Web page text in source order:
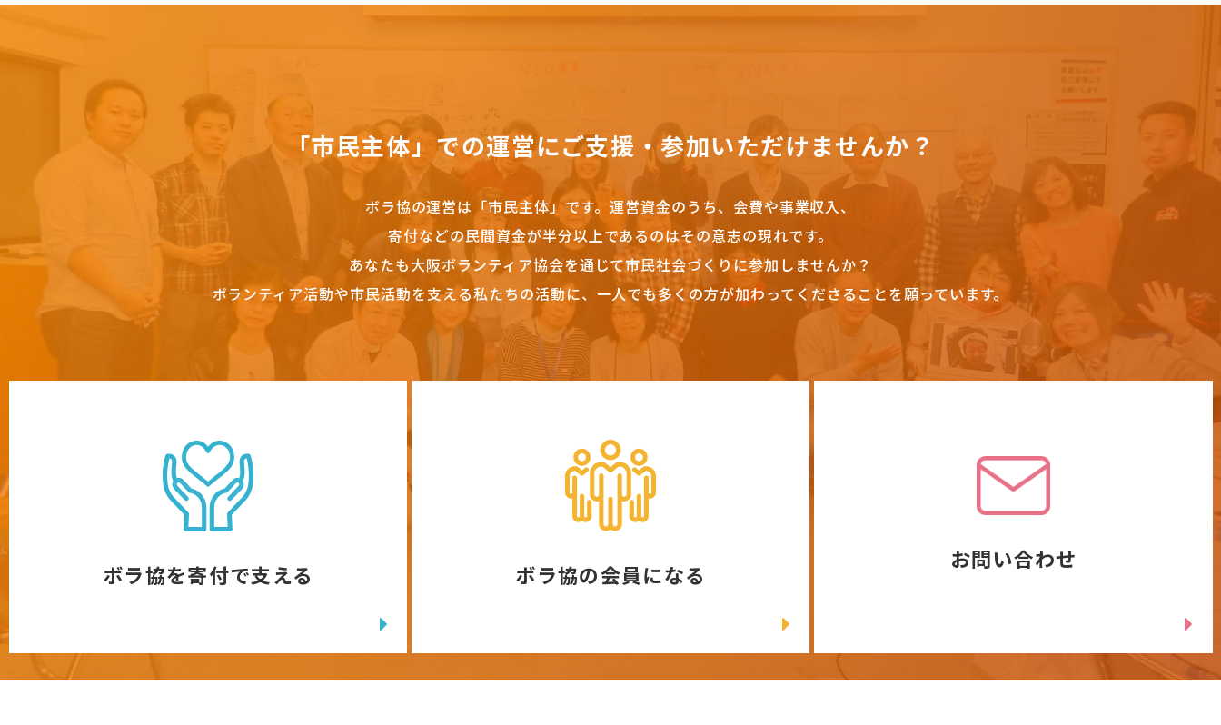
「市民主体」での運営にご支援・参加いただけませんか？
ボラ協の運営は「市民主体」です。 運営資金のうち、会費や事業収入、
寄付などの民間資金が半分以上であるのはその意志の現れです。
あなたも大阪ボランティア協会を通じて市民社会づくりに参加しませんか？
ボランティア活動や市民活動を支える私たちの活動に、一人でも多くの方が加わってくださることを願っています。
ボラ協を寄付で支える ボラ協の会員になる
お問い合わせ